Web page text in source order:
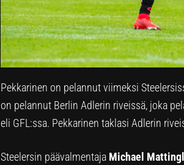
Pekkarinen on pelannut viimeksi
on pelannut Berlin Adlerin riveissä, joka
eli GFL:ssa. Pekkarinen taklasi Adlerin
Steelersin päävalmentaja Michael